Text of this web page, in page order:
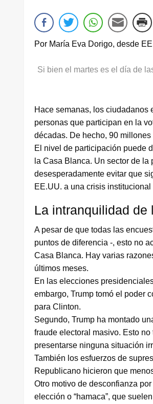
Por María Eva Dorigo, desde
Si bien el martes es el día de
Hace semanas, los ciudadanos
personas que participan en la
décadas. De hecho, 90
El nivel de participación puede
la Casa Blanca. Un sector de
desesperadamente evitar que
EE.UU. a una crisis
La intranquilidad de
A pesar de que todas las
puntos de diferencia -, esto no
Casa Blanca. Hay varias
últimos meses.
En las elecciones
embargo, Trump tomó el poder
para Clinton.
Segundo, Trump ha montado
fraude electoral masivo. Esto
presentarse ninguna situación
También los esfuerzos de
Republicano hicieron que
Otro motivo de desconfianza
elección o “hamaca”, que